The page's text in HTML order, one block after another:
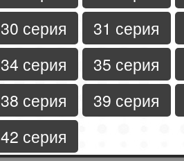
30 серия
31 серия
34 серия
35 серия
38 серия
39 серия
42 серия